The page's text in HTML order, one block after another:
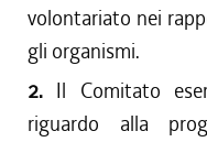
volontariato nei
gli organismi.
2. Il Comitato
riguardo alla